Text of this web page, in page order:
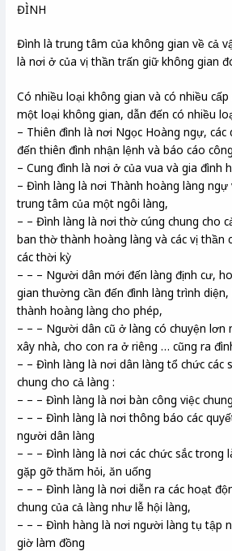
ĐÌNH
Đình là trung tâm của không gian về cả
là nơi ở của vị thần trấn giữ không gian
Có nhiều loại không gian và có nhiều
một loại không gian, dẫn đến có nhiều
– Thiên đình là nơi Ngọc Hoàng ngự, các
đến thiên đình nhận lệnh và báo cáo
– Cung đình là nơi ở của vua và gia đình
– Đình làng là nơi Thành hoàng làng ngự
trung tâm của một ngôi làng,
– – Đình làng là nơi thờ cúng chung cho
ban thờ thành hoàng làng và các vị thần
các thời kỳ
– – – Người dân mới đến làng định cư,
gian thường cần đến đình làng trình
thành hoàng làng cho phép,
– – – Người dân cũ ở làng có chuyện
xây nhà, cho con ra ở riêng … cũng ra
– – Đình làng là nơi dân làng tổ chức các
chung cho cả làng :
– – – Đình làng là nơi bàn công việc
– – – Đình làng là nơi thông báo các
người dân làng
– – – Đình làng là nơi các chức sắc trong
gặp gỡ thăm hỏi, ăn uống
– – – Đình làng là nơi diễn ra các hoạt
chung của cả làng như lễ hội làng,
– – – Đình hàng là nơi người làng tụ tập
giờ làm đồng